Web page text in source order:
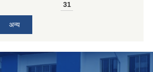
31
अन्य